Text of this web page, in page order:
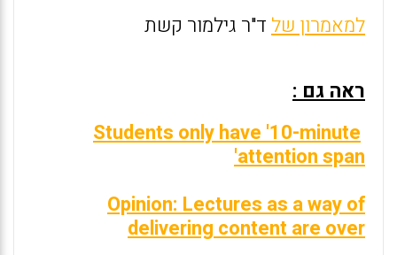
למאמרון של ד"ר גילמור קשת
ראה גם :
Students only have '10-minute
attention span'
Opinion: Lectures as a way of
delivering content are over